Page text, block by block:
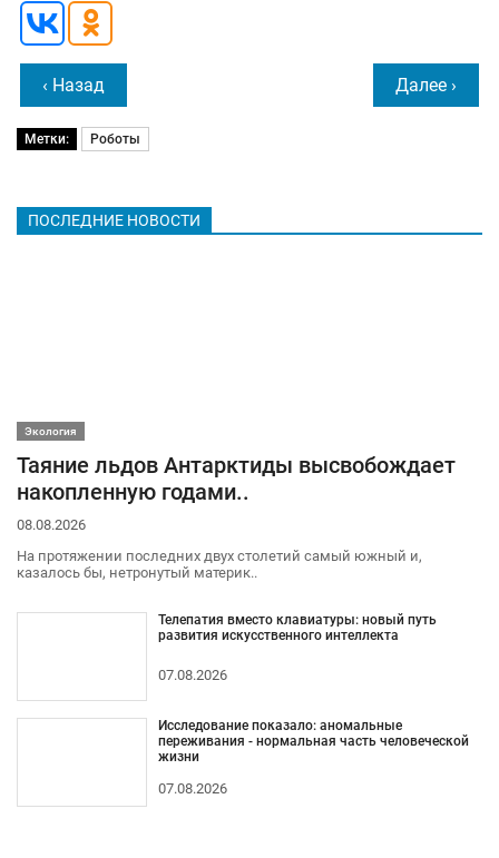
‹ Назад Далее ›
Метки: Роботы
ПОСЛЕДНИЕ НОВОСТИ
Экология
Таяние льдов Антарктиды высвобождает
накопленную годами..
08.08.2026
На протяжении последних двух столетий самый южный и,
казалось бы, нетронутый материк..
Телепатия вместо клавиатуры: новый путь
развития искусственного интеллекта
07.08.2026
Исследование показало: аномальные
переживания - нормальная часть человеческой
жизни
07.08.2026